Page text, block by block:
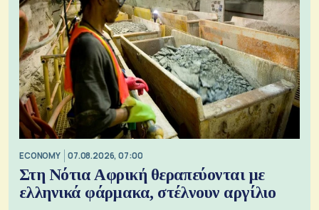
ECONOMY 07.08.2026, 07:00
Στη Νότια Αφρική θεραπεύονται με
ελληνικά φάρμακα, στέλνουν αργίλιο